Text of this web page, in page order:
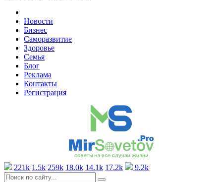
Новости
Бизнес
Саморазвитие
Здоровье
Семья
Блог
Реклама
Контакты
Регистрация
221k 1.5k 259k 18.0k 14.1k 17.2k 9.2k